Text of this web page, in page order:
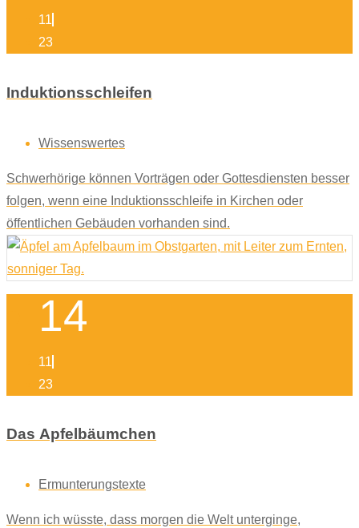
11
23
Induktionsschleifen
Wissenswertes
Schwerhörige können Vorträgen oder Gottesdiensten besser
folgen, wenn eine Induktionsschleife in Kirchen oder
öffentlichen Gebäuden vorhanden sind.
14
11
23
Das Apfelbäumchen
Ermunterungstexte
Wenn ich wüsste, dass morgen die Welt unterginge,